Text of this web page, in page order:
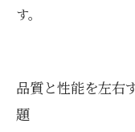
す。
品質と性能を左右
題